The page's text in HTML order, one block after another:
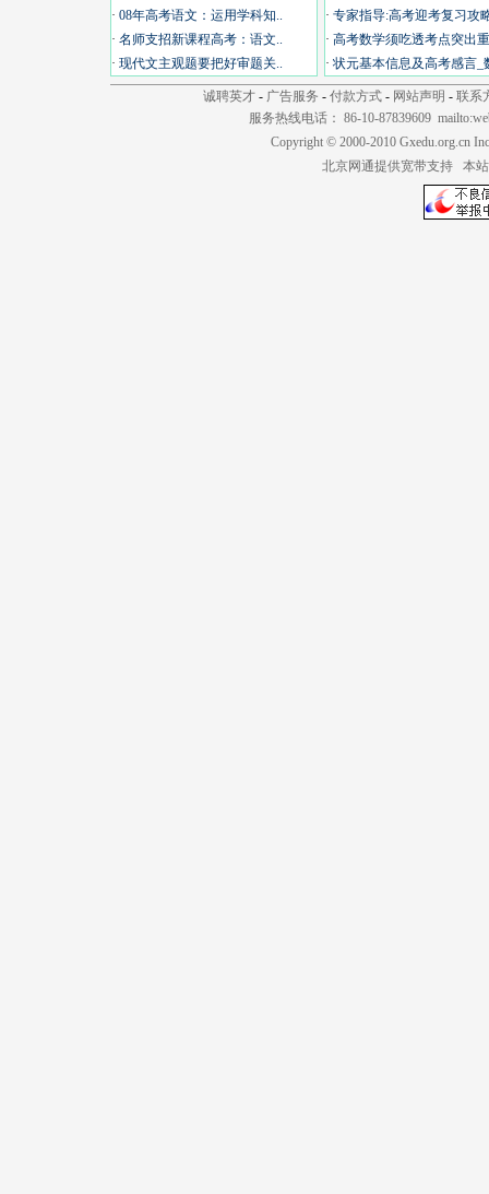
· 08年高考语文：运用学科知..
· 名师支招新课程高考：语文..
· 现代文主观题要把好审题关..
· 专家指导:高考迎考复习攻
· 高考数学须吃透考点突出
· 状元基本信息及高考感言_
诚聘英才- 广告服务 - 付款方式- 网站声明 - 联系
服务热线电话： 86-10-87839609 mailto:
Copyright © 2000-2010 Gxedu.org.cn
北京网通提供宽带支持 本